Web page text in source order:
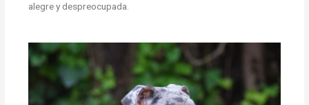
alegre y despreocupada.